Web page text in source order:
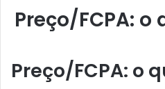
Preço/FCPA: o
Preço/FCPA: o